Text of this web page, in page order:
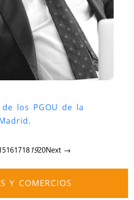
los PGOU de la
1617181920Next →
Y COMERCIOS